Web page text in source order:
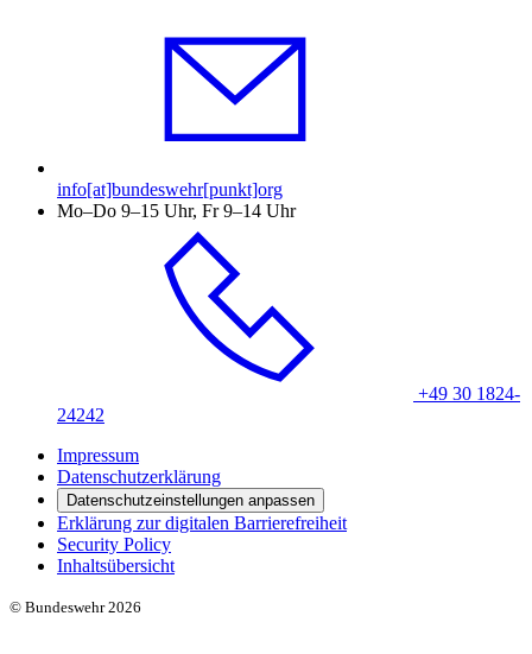
info[at]bundeswehr[punkt]org
Mo–Do 9–15 Uhr, Fr 9–14 Uhr
+49 30 1824-
24242
Impressum
Datenschutzerklärung
Datenschutzeinstellungen anpassen
Erklärung zur digitalen Barrierefreiheit
Security Policy
Inhaltsübersicht
© Bundeswehr 2026